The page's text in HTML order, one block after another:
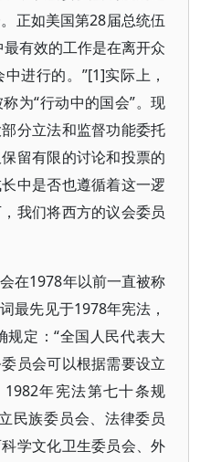
正如美国第28届总统伍
有效的工作是在离开众
进行的。”[1]实际上，
为“行动中的国会”。现
分立法和监督功能委托
留有限的讨论和投票的
中是否也遵循着这一逻
我们将西方的议会委员
在1978年以前一直被称
最先见于1978年宪法，
定：“全国人民代表大
员会可以根据需要设立
年宪法第七十条规
民族委员会、法律委员
学文化卫生委员会、外